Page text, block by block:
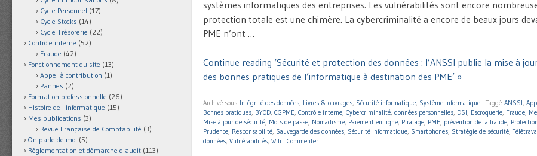
systèmes informatiques des entreprises. Les vulnérabilités sont encore
protection totale est une chimère. La cybercriminalité a encore de beaux jours
PME n’ont …
Continue reading ‘Sécurité et protection des données : l’ANSSI publie la mise à
des bonnes pratiques de l’informatique à destination des PME’ »
Archivé sous Intégrité des données, Livres & ouvrages, Sécurité informatique, Système informatique Taggé ANSSI,
Bonnes pratiques, BYOD, CGPME, Contrôle interne, Cybercriminalité, données personnelles, DSI, Escroquerie, Fraude,
Mise à jour de sécurité, Mots de passe, Nomadisme, Paiement en ligne, Piratage, PME, prévention de la fraude,
Prudence, Responsabilité, Sauvegarde des données, Sécurité informatique, Smartphones, Stratégie de sécurité,
données, Vulnérabilités, Wifi Commenter
Cycle Personnel (17)
Cycle Stocks (14)
Cycle Trésorerie (22)
Contrôle interne (52)
Fraude (42)
Fonctionnement du site (13)
Appel à contribution (1)
Pannes (2)
Formation professionnelle (26)
Histoire de l'informatique (15)
Mes publications (3)
Revue Française de Comptabilité (3)
On parle de moi (5)
Réglementation et démarche d'audit (113)